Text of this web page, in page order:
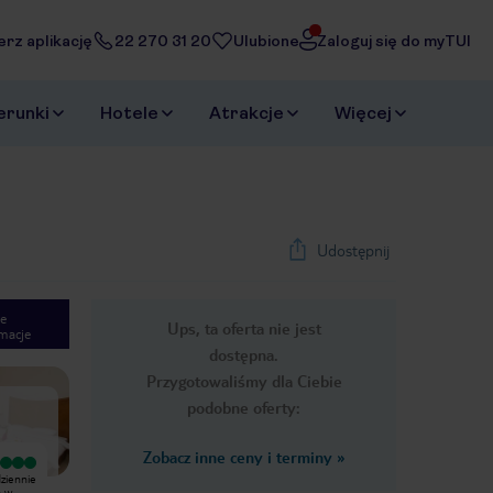
aplikację 22 270 31 20 Ulubione Zaloguj się do myTUI
Hotele Atrakcje Więcej
Udostępnij
Ups, ta oferta nie jest
dostępna.
Przygotowaliśmy dla Ciebie
podobne oferty:
Zobacz inne ceny i terminy »
1/11
Wyjątkowy